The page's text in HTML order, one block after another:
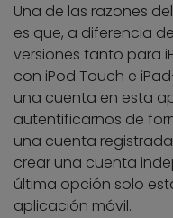
Una de las razones
es que, a diferencia
versiones tanto para
con iPod Touch e
una cuenta en esta
autentificarnos de
una cuenta
crear una cuenta
última opción solo
aplicación móvil.